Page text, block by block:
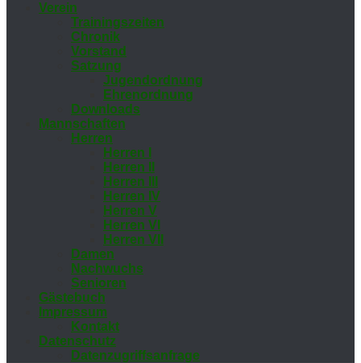
Ver­ein
Trai­nings­zei­ten
Chro­nik
Vor­stand
Sat­zung
Ju­gend­ord­nung
Eh­ren­ord­nung
Down­loads
Mann­schaf­ten
Her­ren
Her­ren I
Her­ren II
Her­ren III
Her­ren IV
Her­ren V
Her­ren VI
Her­ren VII
Da­men
Nach­wuchs
Se­nio­ren
Gäs­te­buch
Im­pres­sum
Kon­takt
Da­ten­schutz
Da­ten­zu­griffs­an­fra­ge